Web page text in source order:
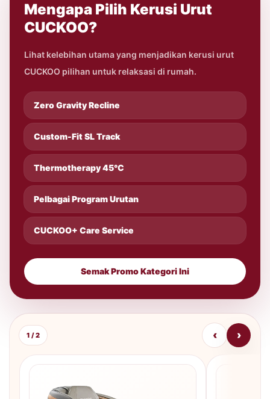
Mengapa Pilih Kerusi Urut
CUCKOO?
Lihat kelebihan utama yang menjadikan kerusi urut
CUCKOO pilihan untuk relaksasi di rumah.
Zero Gravity Recline
Custom-Fit SL Track
Thermotherapy 45°C
Pelbagai Program Urutan
CUCKOO+ Care Service
Semak Promo Kategori Ini
1 / 2 ‹ ›